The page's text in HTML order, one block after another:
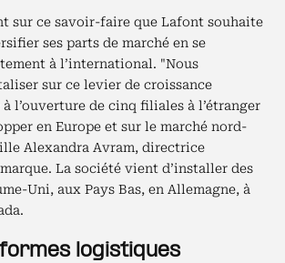
sur ce savoir-faire que Lafont souhaite
ses parts de marché en se
à l’international. "Nous
sur ce levier de croissance
l’ouverture de cinq filiales à l’étranger
en Europe et sur le marché nord-
Alexandra Avram, directrice
La société vient d’installer des
Uni, aux Pays Bas, en Allemagne, à
logistiques